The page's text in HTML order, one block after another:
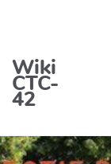
Aller au
Wiki
CTC-
42